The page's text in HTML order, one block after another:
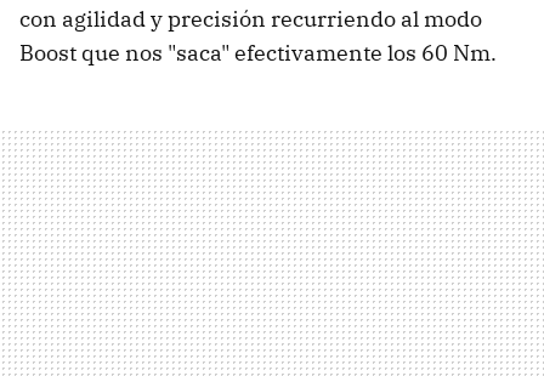
con agilidad y precisión recurriendo al modo
Boost que nos "saca" efectivamente los 60 Nm.